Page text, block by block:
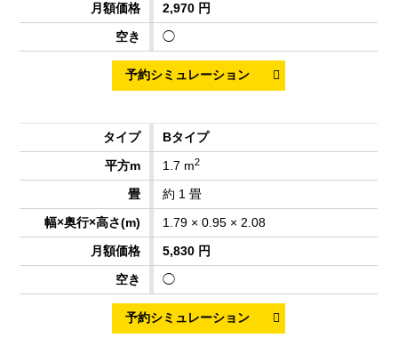
2,970 円
◯
Bタイプ
1.7 m2
約 1 畳
1.79 × 0.95 × 2.08
5,830 円
◯